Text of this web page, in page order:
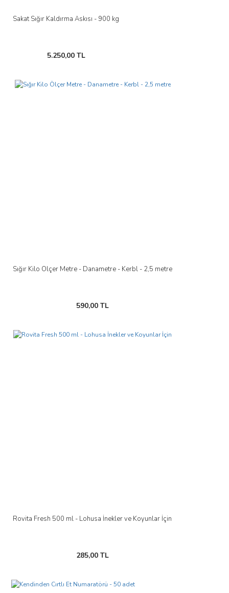
Sakat Sığır Kaldırma Askısı - 900 kg
5.250,00 TL
Sığır Kilo Ölçer Metre - Danametre - Kerbl - 2,5 metre
590,00 TL
Rovita Fresh 500 ml - Lohusa İnekler ve Koyunlar İçin
285,00 TL